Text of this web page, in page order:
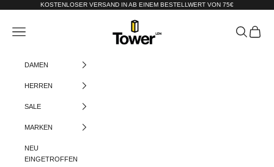
Zum Inhalt springenKOSTENLOSER VERSAND IN AB EINEM BESTELLWERT VON 75€
Tower-London.De
Menü Suchen
DAMEN
HERREN
SALE
MARKEN
NEU
EINGETROFFEN